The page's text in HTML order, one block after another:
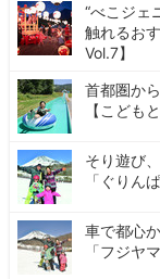
“べこジェ
触れるお
Vol.7】
首都圏か
【こども
そり遊び
「ぐりん
車で都心
「フジヤ